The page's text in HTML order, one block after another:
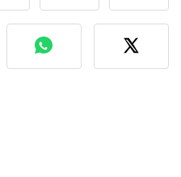
de esta